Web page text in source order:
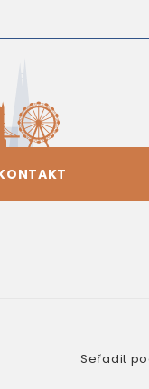
Seřadit